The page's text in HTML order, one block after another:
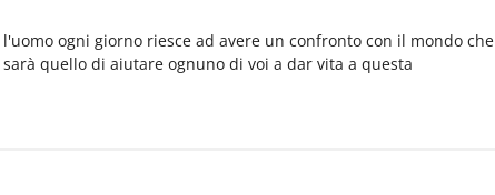
ogni giorno riesce ad avere un confronto con il mondo che
quello di aiutare ognuno di voi a dar vita a questa